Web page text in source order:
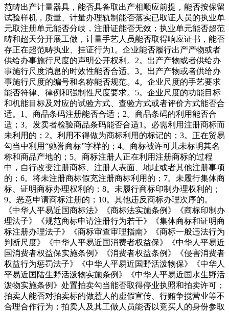
范畴出产计量器具，能否具备取出产相顺应前提，能否按保留
试验样机，质量、计量办理轨制能否落实已取证人员的执业单
元取注册单元能否分歧，注册证能否无效；执业单元能否超范
畴和超天分开展工做，计量手艺人员能否取得响应证书，能否
存正在超范畴执业、挂证行为1。企业能否履行出产产物或者
供给办事施行尺度的声明公开权利。2。出产产物或者供给办
事施行尺度消息的时效性能否合适。3。出产产物或者供给办
事施行尺度的编号和名称能否规范。4。企业尺度的手艺要求
能否符律、律例和强制性尺度要求。5。企业尺度的功能目标
和机能目标及对应的试验方式、查验方式或者评价方式能否合
适。1。商品条码注册能否合适；2。商品条码的利用能否合
适；3。发卖者检验商品条码能否合适1。必需利用注册商标而
未利用的；2。利用不得做为商标利用的标记的；3。正在贸易
勾当中利用“驰誉商标”字样的；4。商标被许可儿未标明其名
称和商品产地的；5。商标注册人正在利用注册商标的过程
中，自行改变注册商标、注册人表面、地址或者其他注册事项
的；6。将未注册商标假充注册商标利用的；7。未履行集体商
标、证明商标办理权利的；8。未履行商标印制办理权利的；
9。恶意申请商标注册的；10。其他违反商标办理次序的。
《中华人平易近国商标法》《商标法实施条例》《商标印制办
理法子》《规范商标申请注册行为若干》《集体商标和证明商
标注册办理法子》《商标审查审理指南》《商标一般违法行为
判断尺度》《中华人平易近国消费者权益保》《中华人平易近
国消费者权益保实施条例》《消费者权益条例》《侵害消费者
权益行为惩罚法子》《中华人平易近国野活泼物保》《中华人
平易近国陆生野活泼物实施条例》《中华人平易近国水生野活
泼物实施条例》处置拍卖勾当能否取得停业执照和拍卖许可；
拍卖人能否对拍卖标的做惹人的虚假宣传、行贿争揽营业等不
合理合作行为；拍卖人及其工做人员能否以竞买人的身份参取